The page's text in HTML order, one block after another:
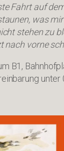
Fahrt auf
was
stehen zu
nach vorne
B1,